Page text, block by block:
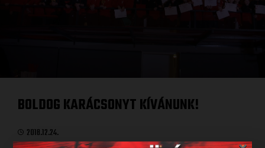
BOLDOG KARÁCSONYT KÍVÁNUNK!
2018.12.24.